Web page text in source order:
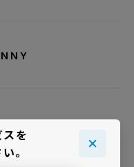
ＮＹ
ＲＡＴＩＯＮ
を
。